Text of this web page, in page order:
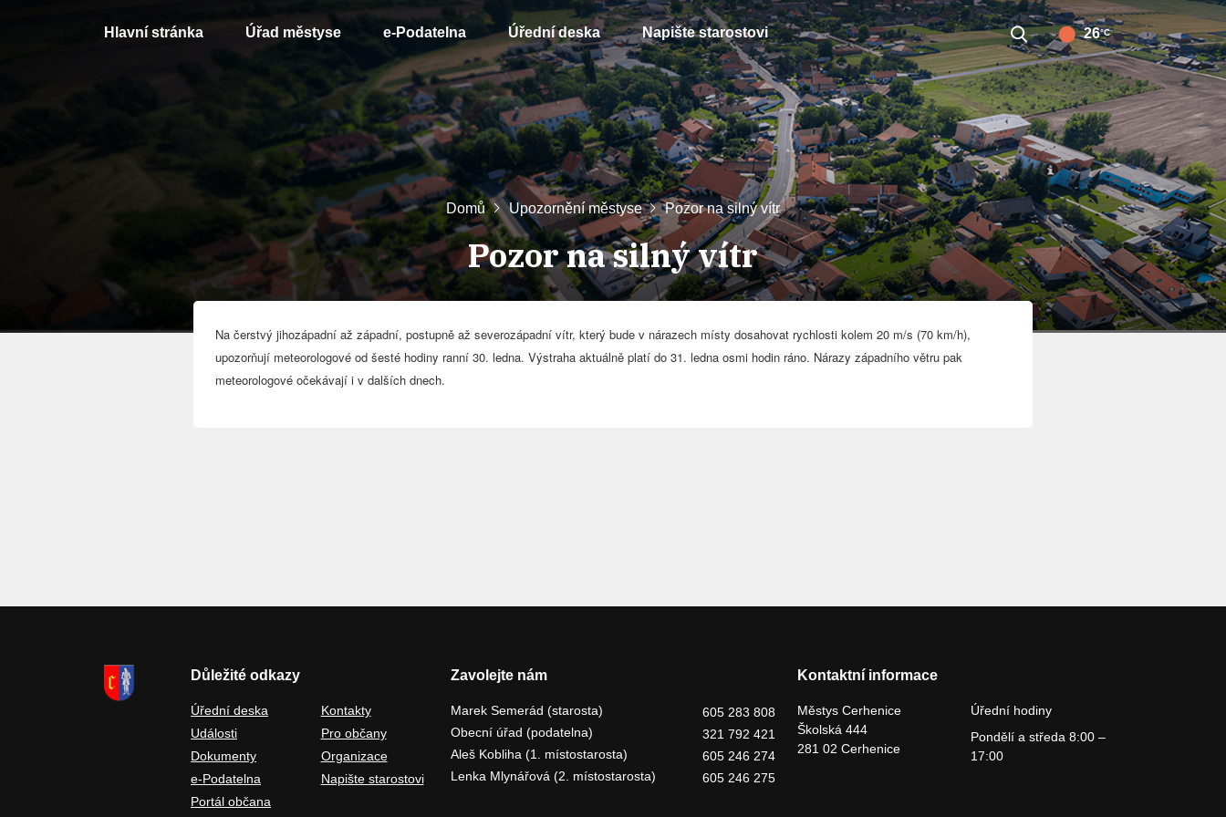
Hlavní stránka Úřad městyse e-Podatelna Úřední deska Napište starostovi 26°C
Domů Upozornění městyse Pozor na silný vítr
Pozor na silný vítr
Na čerstvý jihozápadní až západní, postupně až severozápadní vítr, který bude v nárazech místy dosahovat rychlosti kolem 20 m/s (70 km/h),
upozorňují meteorologové od šesté hodiny ranní 30. ledna. Výstraha aktuálně platí do 31. ledna osmi hodin ráno. Nárazy západního větru pak
meteorologové očekávají i v dalších dnech.
Důležité odkazy
Úřední deska
Události
Dokumenty
e-Podatelna
Portál občana
Kontakty
Pro občany
Organizace
Napište starostovi
Zavolejte nám
Marek Semerád (starosta)
605 283 808
Obecní úřad (podatelna)
321 792 421
Aleš Kobliha (1. místostarosta)
605 246 274
Lenka Mlynářová (2. místostarosta)
605 246 275
Kontaktní informace
Městys Cerhenice
Školská 444
281 02 Cerhenice
Úřední hodiny
Pondělí a středa 8:00 –
17:00